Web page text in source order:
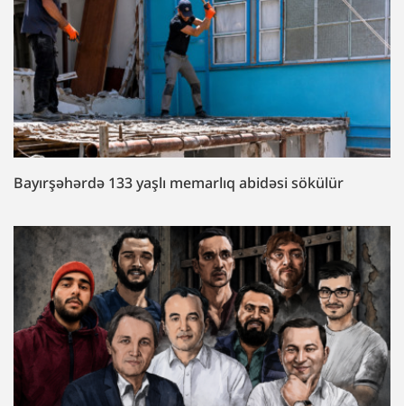
Bayırşəhərdə 133 yaşlı memarlıq abidəsi sökülür